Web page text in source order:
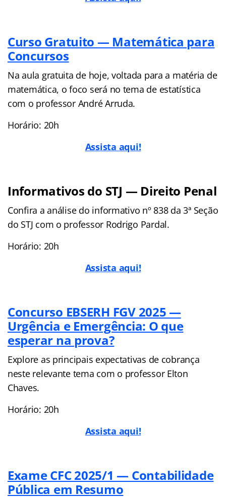
Curso Gratuito — Matemática para
Concursos
Na aula gratuita de hoje, voltada para a matéria de
matemática, o foco será no tema de estatística
com o professor André Arruda.
Horário: 20h
Assista aqui!
Informativos do STJ — Direito Penal
Confira a análise do informativo nº 838 da 3ª Seção
do STJ com o professor Rodrigo Pardal.
Horário: 20h
Assista aqui!
Concurso EBSERH FGV 2025 ⁠—
Urgência e Emergência: O que
esperar na prova?
Explore as principais expectativas de cobrança
neste relevante tema com o professor Elton
Chaves.
Horário: 20h
Assista aqui!
Exame CFC 2025/1 — Contabilidade
Pública em Resumo